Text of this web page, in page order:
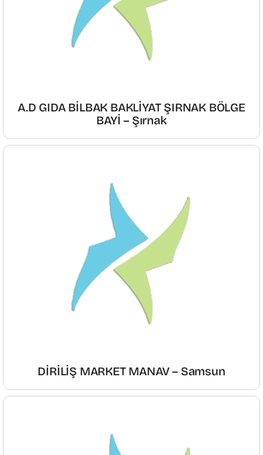
A.D GIDA BİLBAK BAKLİYAT ŞIRNAK BÖLGE
BAYİ – Şırnak
DİRİLİŞ MARKET MANAV – Samsun